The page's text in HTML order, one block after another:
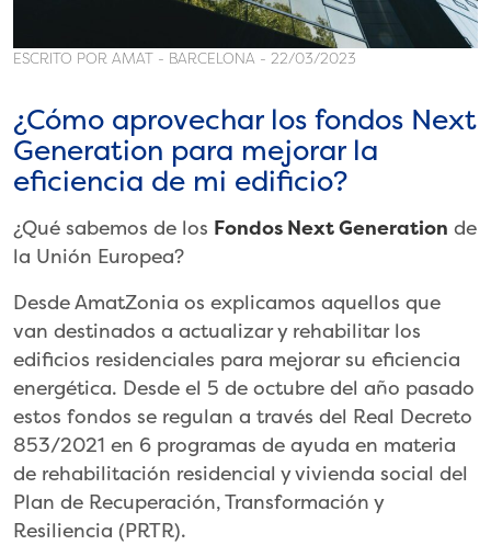
ESCRITO POR AMAT - BARCELONA - 22/03/2023
¿Cómo aprovechar los fondos Next
Generation para mejorar la
eficiencia de mi edificio?
¿Qué sabemos de los Fondos Next Generation de
la Unión Europea?
Desde AmatZonia os explicamos aquellos que
van destinados a actualizar y rehabilitar los
edificios residenciales para mejorar su eficiencia
energética. Desde el 5 de octubre del año pasado
estos fondos se regulan a través del Real Decreto
853/2021 en 6 programas de ayuda en materia
de rehabilitación residencial y vivienda social del
Plan de Recuperación, Transformación y
Resiliencia (PRTR).